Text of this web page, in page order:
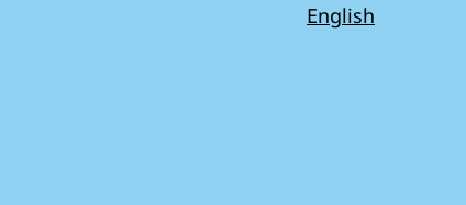
English